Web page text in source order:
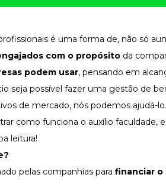
é uma forma de, não só
com o propósito da
podem usar, pensando em
seja possível fazer uma gestão de
de mercado, nós podemos ajudá-lo.
como funciona o auxílio faculdade,
leitura!
pelas companhias para financiar o